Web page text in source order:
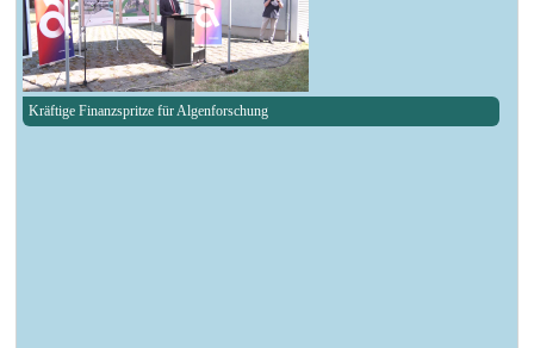
Kräftige Finanzspritze für Algenforschung